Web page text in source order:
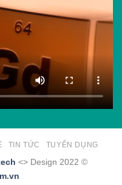
TIN TỨC TUYỂN DỤNG
<> Design 2022 ©